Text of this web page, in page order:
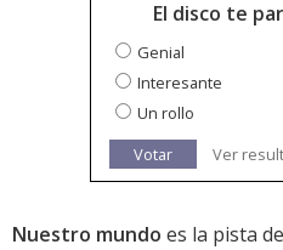
El disco te
Genial
Interesante
Un rollo
Votar
Ver
Nuestro mundo es la pista